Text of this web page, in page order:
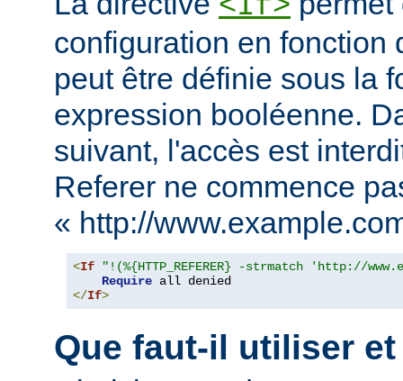
configuration en fonction
peut être définie sous la
expression booléenne.
suivant, l'accès est
Referer ne commence
« http://
<If
"!(%{HTTP_REFERER} -strmatch 'http://
Require
</If>
Que faut-il utiliser